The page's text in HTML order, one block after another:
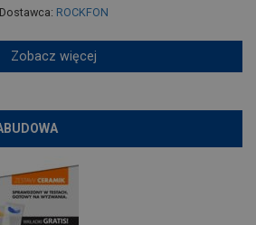
Dostawca: ROCKFON
Zobacz więcej